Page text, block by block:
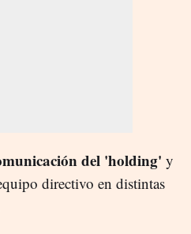
del 'holding' y
directivo en distintas